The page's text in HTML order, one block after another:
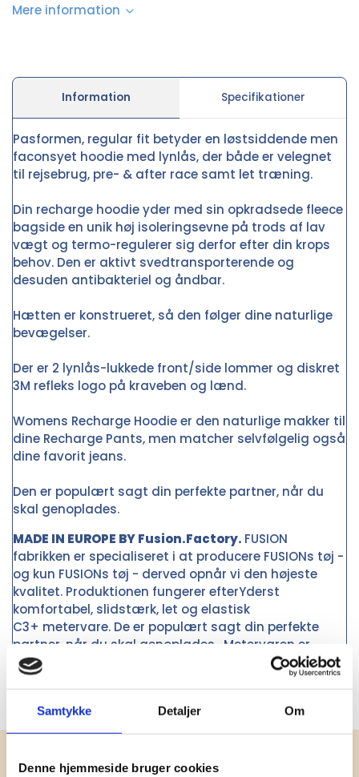
Samtykke Detaljer Om
Denne hjemmeside bruger cookies
Mere information
Information Specifikationer
Pasformen, regular fit betyder en løstsiddende men
faconsyet hoodie med lynlås, der både er velegnet
til rejsebrug, pre- & after race samt let træning.
Din recharge hoodie yder med sin opkradsede fleece
bagside en unik høj isoleringsevne på trods af lav
vægt og termo-regulerer sig derfor efter din krops
behov. Den er aktivt svedtransporterende og
desuden antibakteriel og åndbar.
Hætten er konstrueret, så den følger dine naturlige
bevægelser.
Der er 2 lynlås-lukkede front/side lommer og diskret
3M refleks logo på kraveben og lænd.
Womens Recharge Hoodie er den naturlige makker til
dine Recharge Pants, men matcher selvfølgelig også
dine favorit jeans.
Den er populært sagt din perfekte partner, når du
skal genoplades.
MADE IN EUROPE BY Fusion.Factory. FUSION
fabrikken er specialiseret i at producere FUSIONs tøj -
og kun FUSIONs tøj - derved opnår vi den højeste
kvalitet. Produktionen fungerer efterYderst
komfortabel, slidstærk, let og elastisk
C3+ metervare. De er populært sagt din perfekte
partner, når du skal genoplades. Metervaren er
Made in Denmark Pasform: Regular. Anbefalet til:
Light run, Gym, Travel, Rec
Få vores nyhedsbrev med